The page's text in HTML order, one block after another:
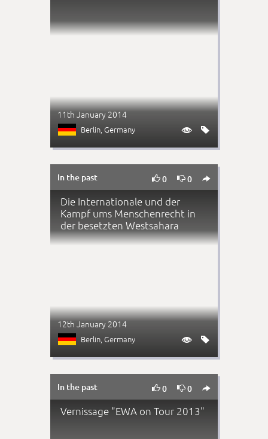
11th January 2014
Berlin, Germany  
In the past 0 0 
Die Internationale und der
Kampf ums Menschenrecht in
der besetzten Westsahara
12th January 2014
Berlin, Germany  
In the past 0 0 
Vernissage "EWA on Tour 2013"